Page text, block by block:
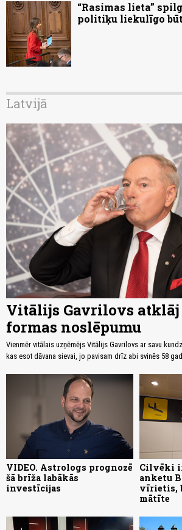
“Rasimas lieta”
politiķu liekulīgo
Latvijā
Vitālijs Gavrilovs atklāj
formas noslēpumu
Vienmēr vitālais uzņēmējs Vitālijs Gavrilovs ar savu
kas esot dāvana sievai, jo pavisam drīz abi svinēs 58
VIDEO. Astrologs prognozē
šā brīža labākās
investīcijas
Cilvēki
anketu
vīrietis,
mātīte